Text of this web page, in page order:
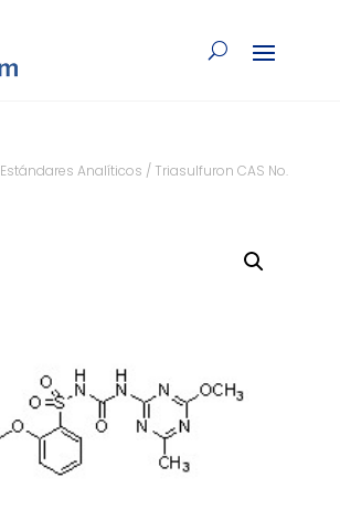
Estándares Analíticos / Triasulfuron CAS No.